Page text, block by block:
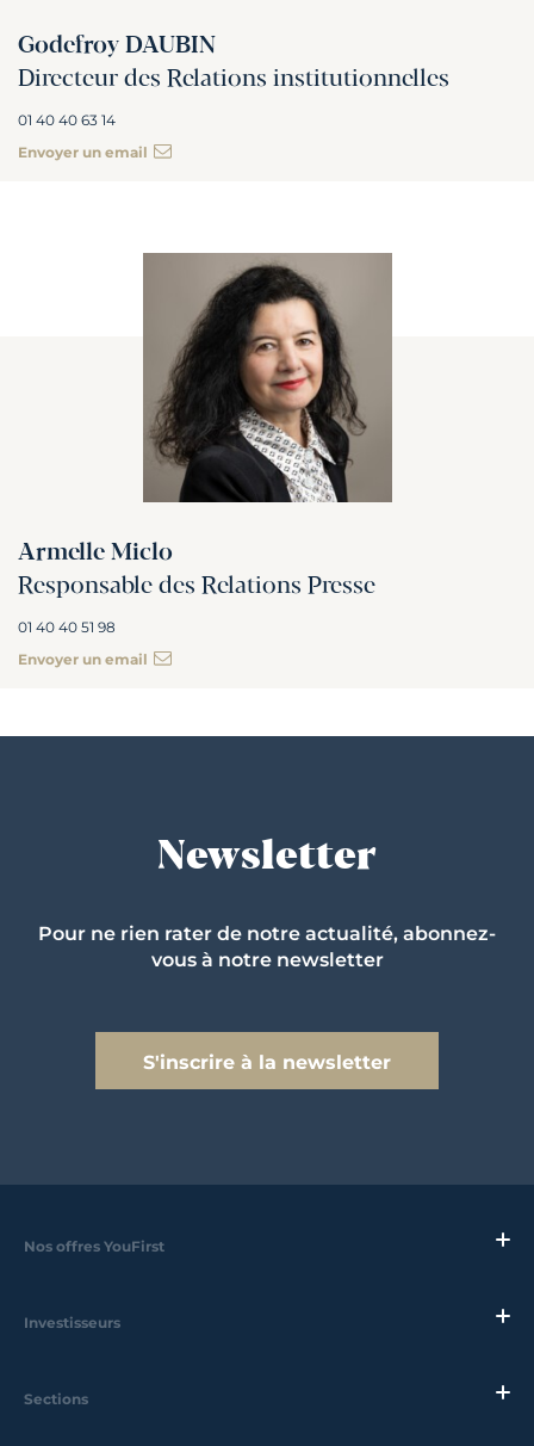
Godefroy DAUBIN
Directeur des Relations institutionnelles
01 40 40 63 14
Envoyer un email
Armelle Miclo
Responsable des Relations Presse
01 40 40 51 98
Envoyer un email
Newsletter
Pour ne rien rater de notre actualité, abonnez-
vous à notre newsletter
S'inscrire à la newsletter
Nos offres YouFirst
Investisseurs
Sections